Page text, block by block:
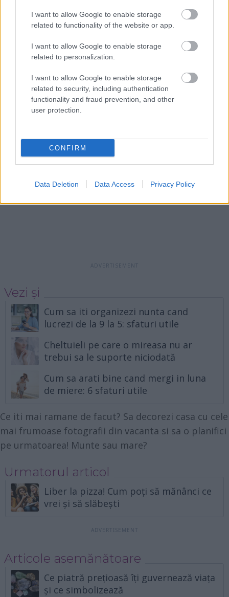
I want to allow Google to enable storage
related to functionality of the website or app.
I want to allow Google to enable storage
related to personalization.
I want to allow Google to enable storage
related to security, including authentication
functionality and fraud prevention, and other
user protection.
CONFIRM
Data Deletion Data Access Privacy Policy
Vezi și
Cum sa iti organizezi nunta cand
lucrezi de la 9 la 5: sfaturi utile
Cheltuieli pe care o mireasa nu ar
trebui sa le suporte niciodată
Cum sa arati bine cand mergi in luna
de miere: 6 sfaturi utile
Ce iti mai ramane de facut? Sa decorezi casa cu cele
mai frumoase fotografii din vacanta si sa o planifici
pe urmatoarea! Munte sau mare?
Urmatorul articol
Liber la pizza! Cum poți să mănânci ce
vrei și să slăbești
Articole asemănătoare
Ce piatră prețioasă îți guvernează viața
și ce simbolizează